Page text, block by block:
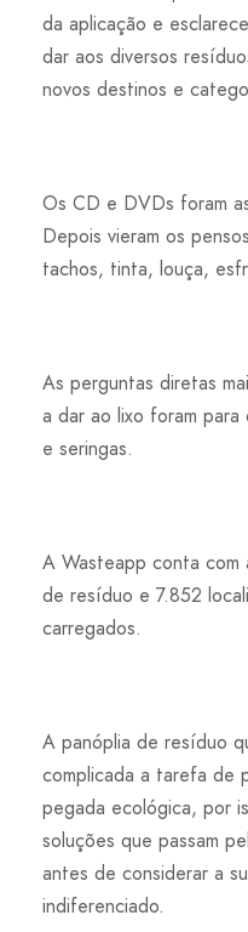
da aplicação e
dar aos diversos
novos destinos e
Os CD e DVDs foram
Depois vieram os
tachos, tinta, louça,
As perguntas diretas
a dar ao lixo foram
e seringas.
A Wasteapp conta
de resíduo e 7.852
carregados.
A panóplia de resíduo
complicada a tarefa de
pegada ecológica, por
soluções que passam
antes de considerar a
indiferenciado.